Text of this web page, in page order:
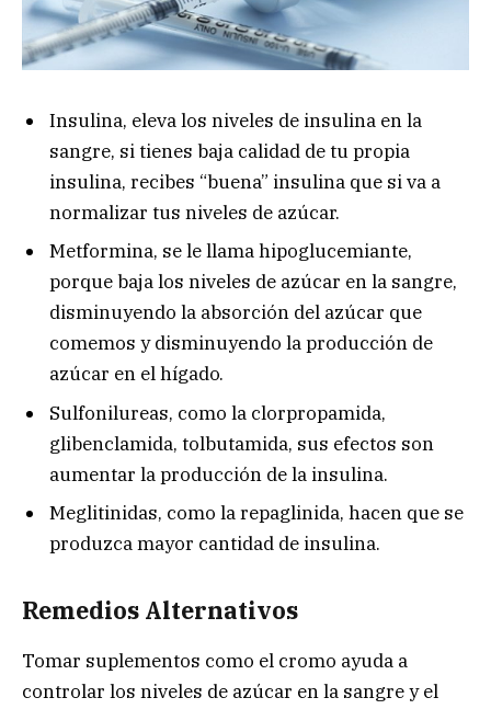
Insulina, eleva los niveles de insulina en la
sangre, si tienes baja calidad de tu propia
insulina, recibes “buena” insulina que si va a
normalizar tus niveles de azúcar.
Metformina, se le llama hipoglucemiante,
porque baja los niveles de azúcar en la sangre,
disminuyendo la absorción del azúcar que
comemos y disminuyendo la producción de
azúcar en el hígado.
Sulfonilureas, como la clorpropamida,
glibenclamida, tolbutamida, sus efectos son
aumentar la producción de la insulina.
Meglitinidas, como la repaglinida, hacen que se
produzca mayor cantidad de insulina.
Remedios Alternativos
Tomar suplementos como el cromo ayuda a
controlar los niveles de azúcar en la sangre y el